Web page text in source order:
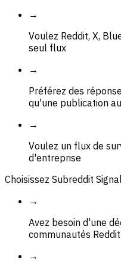
→
Voulez Reddit, X,
seul flux
→
Préférez des
qu'une publication
→
Voulez un flux de
d'entreprise
Choisissez Subreddit
→
Avez besoin d'une
communautés Reddit
→